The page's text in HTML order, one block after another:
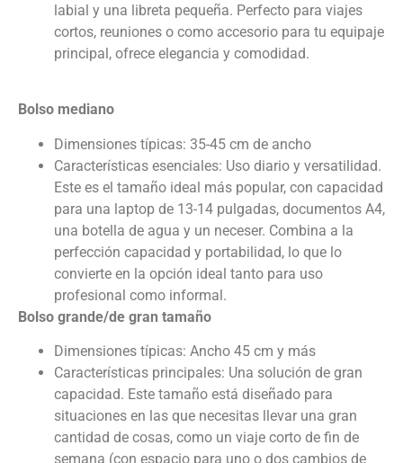
labial y una libreta pequeña. Perfecto para viajes
cortos, reuniones o como accesorio para tu equipaje
principal, ofrece elegancia y comodidad.
Bolso mediano
Dimensiones típicas: 35-45 cm de ancho
Características esenciales: Uso diario y versatilidad.
Este es el tamaño ideal más popular, con capacidad
para una laptop de 13-14 pulgadas, documentos A4,
una botella de agua y un neceser. Combina a la
perfección capacidad y portabilidad, lo que lo
convierte en la opción ideal tanto para uso
profesional como informal.
Bolso grande/de gran tamaño
Dimensiones típicas: Ancho 45 cm y más
Características principales: Una solución de gran
capacidad. Este tamaño está diseñado para
situaciones en las que necesitas llevar una gran
cantidad de cosas, como un viaje corto de fin de
semana (con espacio para uno o dos cambios de